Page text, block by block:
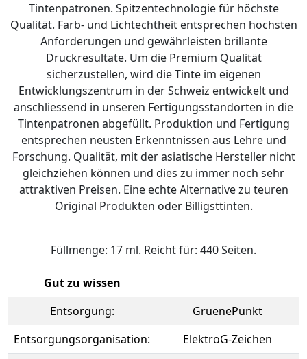
Tintenpatronen. Spitzentechnologie für höchste
Qualität. Farb- und Lichtechtheit entsprechen höchsten
Anforderungen und gewährleisten brillante
Druckresultate. Um die Premium Qualität
sicherzustellen, wird die Tinte im eigenen
Entwicklungszentrum in der Schweiz entwickelt und
anschliessend in unseren Fertigungsstandorten in die
Tintenpatronen abgefüllt. Produktion und Fertigung
entsprechen neusten Erkenntnissen aus Lehre und
Forschung. Qualität, mit der asiatische Hersteller nicht
gleichziehen können und dies zu immer noch sehr
attraktiven Preisen. Eine echte Alternative zu teuren
Original Produkten oder Billigsttinten.
Füllmenge: 17 ml. Reicht für: 440 Seiten.
Gut zu wissen
Entsorgung:
GruenePunkt
Entsorgungsorganisation:
ElektroG-Zeichen